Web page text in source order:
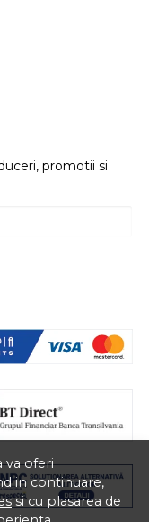
va oferi
in continuare,
si cu plasarea de
promotii si